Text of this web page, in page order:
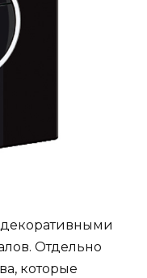
Отдельно
которые